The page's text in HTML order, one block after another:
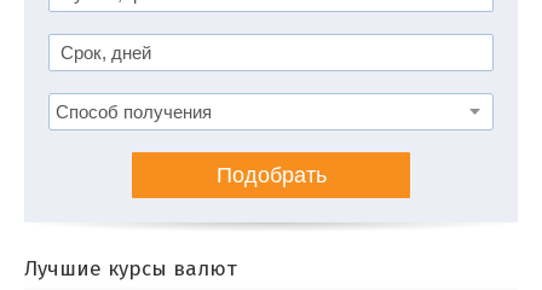
Подобрать
Лучшие курсы валют